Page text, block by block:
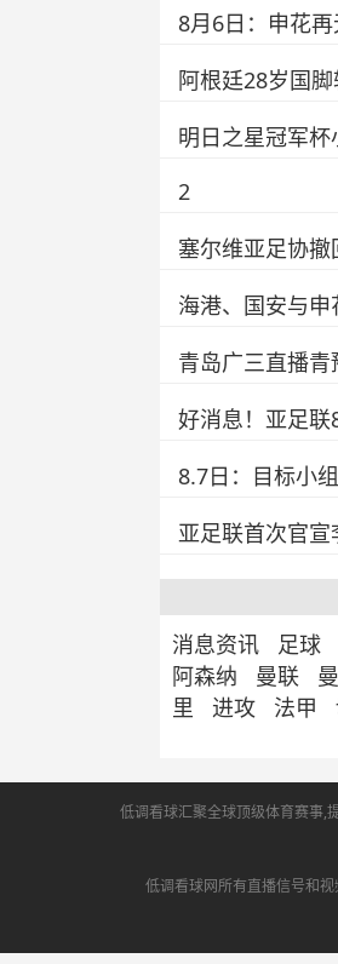
8月6日：申花
阿根廷28岁国
明日之星冠军杯
2
塞尔维亚足协
海港、国安与
青岛广三直播
好消息！亚足
8.7日：目标小
亚足联首次官
消息资讯 足球
阿森纳
曼联
里
进攻 法甲
低调看球汇聚全球顶级体育赛事,
低调看球网所有直播信号和